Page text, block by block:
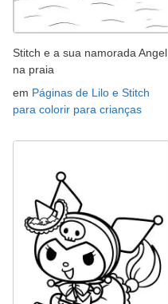
Stitch e a sua namorada Angel
na praia
em Páginas de Lilo e Stitch
para colorir para crianças